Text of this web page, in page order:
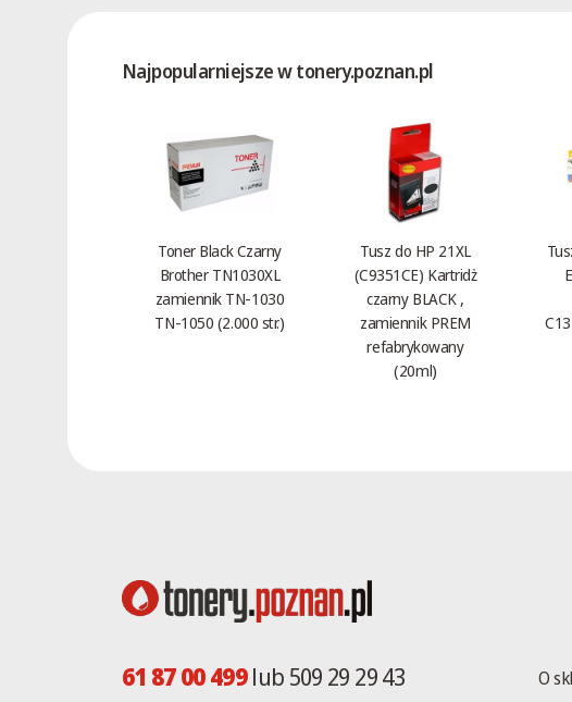
AL-2041
AR-152
AR-153E
Najpopularniejsze w tonery.poznan.pl
Toner Black Czarny
Brother TN1030XL
zamiennik TN-1030
TN-1050 (2.000 str.)
Tusz do HP 21XL
(C9351CE) Kartridż
czarny BLACK ,
zamiennik PREM
refabrykowany
(20ml)
61 87 00 499lub 509 29 29 43
O